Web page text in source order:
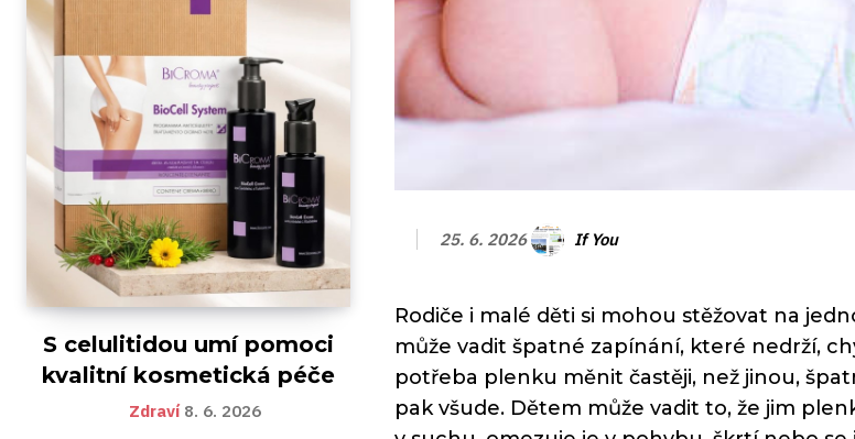
S celulitidou umí pomoci
kvalitní kosmetická péče
Zdraví 8. 6. 2026
25. 6. 2026 If You
Rodiče i malé děti si mohou stěžovat na
může vadit špatné zapínání, které nedrží,
potřeba plenku měnit častěji, než jinou,
pak všude. Dětem může vadit to, že jim